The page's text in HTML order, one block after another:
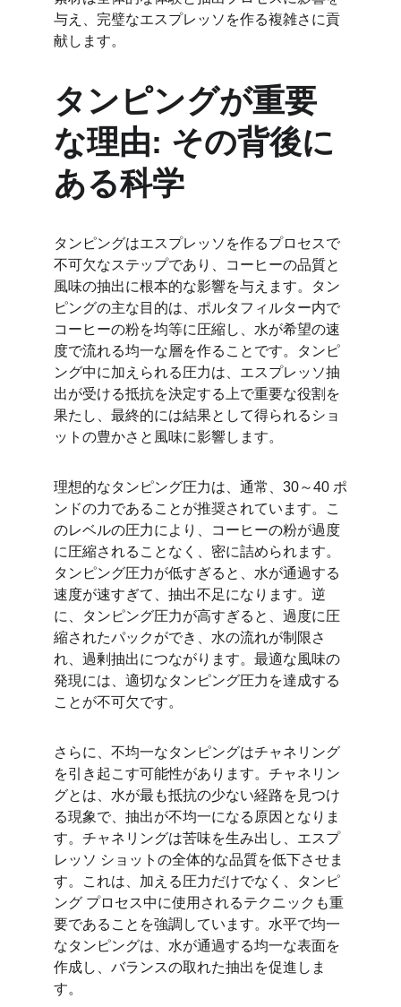
与え、完璧なエスプレッソを作る複雑さに貢
献します。
タンピングが重要
な理由: その背後に
ある科学
タンピングはエスプレッソを作るプロセスで
不可欠なステップであり、コーヒーの品質と
風味の抽出に根本的な影響を与えます。タン
ピングの主な目的は、ポルタフィルター内で
コーヒーの粉を均等に圧縮し、水が希望の速
度で流れる均一な層を作ることです。タンピ
ング中に加えられる圧力は、エスプレッソ抽
出が受ける抵抗を決定する上で重要な役割を
果たし、最終的には結果として得られるショ
ットの豊かさと風味に影響します。
理想的なタンピング圧力は、通常、30～40 ポ
ンドの力であることが推奨されています。こ
のレベルの圧力により、コーヒーの粉が過度
に圧縮されることなく、密に詰められます。
タンピング圧力が低すぎると、水が通過する
速度が速すぎて、抽出不足になります。逆
に、タンピング圧力が高すぎると、過度に圧
縮されたパックができ、水の流れが制限さ
れ、過剰抽出につながります。最適な風味の
発現には、適切なタンピング圧力を達成する
ことが不可欠です。
さらに、不均一なタンピングはチャネリング
を引き起こす可能性があります。チャネリン
グとは、水が最も抵抗の少ない経路を見つけ
る現象で、抽出が不均一になる原因となりま
す。チャネリングは苦味を生み出し、エスプ
レッソ ショットの全体的な品質を低下させま
す。これは、加える圧力だけでなく、タンピ
ング プロセス中に使用されるテクニックも重
要であることを強調しています。水平で均一
なタンピングは、水が通過する均一な表面を
作成し、バランスの取れた抽出を促進しま
す。